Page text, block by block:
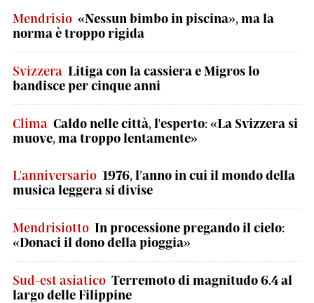
Mendrisio «Nessun bimbo in piscina», ma la
norma è troppo rigida
Svizzera Litiga con la cassiera e Migros lo
bandisce per cinque anni
Clima Caldo nelle città, l'esperto: «La Svizzera si
muove, ma troppo lentamente»
L'anniversario 1976, l’anno in cui il mondo della
musica leggera si divise
Mendrisiotto In processione pregando il cielo:
«Donaci il dono della pioggia»
Sud-est asiatico Terremoto di magnitudo 6.4 al
largo delle Filippine